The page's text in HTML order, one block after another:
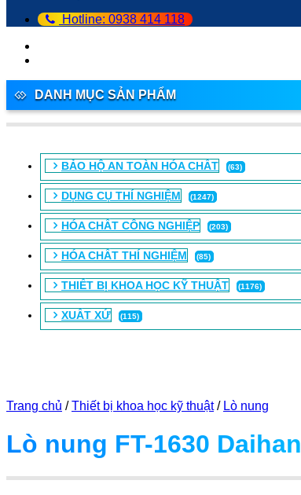
Hotline: 0938 414 118
DANH MỤC SẢN PHẨM
BẢO HỘ AN TOÀN HÓA CHẤT (63)
DỤNG CỤ THÍ NGHIỆM (1247)
HÓA CHẤT CÔNG NGHIỆP (203)
HÓA CHẤT THÍ NGHIỆM (85)
THIẾT BỊ KHOA HỌC KỸ THUẬT (1176)
XUẤT XỨ (115)
Trang chủ / Thiết bị khoa học kỹ thuật / Lò nung
Lò nung FT-1630 Daihan